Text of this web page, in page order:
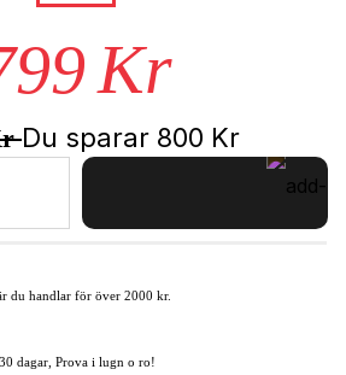
Kr
Du sparar 800 Kr
Lägg i varukorgen
du handlar för över 2000 kr.
dagar, Prova i lugn o ro!